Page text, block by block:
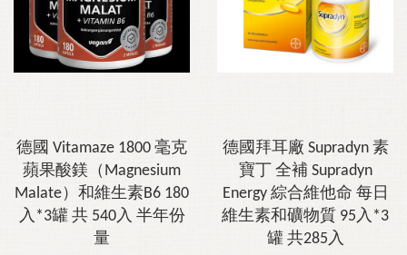
德國 Vitamaze 1800 毫克
蘋果酸鎂（Magnesium
Malate）和維生素B6 180
入*3罐 共 540入 半年份
量
德國拜耳廠 Supradyn 素
寶丁 全補 Supradyn
Energy 綜合維他命 每日
維生素和礦物質 95入*3
罐 共285入